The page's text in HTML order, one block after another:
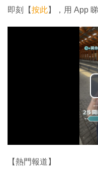
即刻【按此】，用 App
【熱門報道】